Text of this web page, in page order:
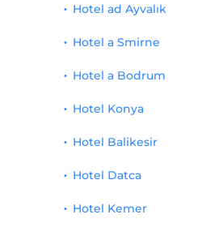
Hotel ad Ayvalık
Hotel a Smirne
Hotel a Bodrum
Hotel Konya
Hotel Balikesir
Hotel Datca
Hotel Kemer